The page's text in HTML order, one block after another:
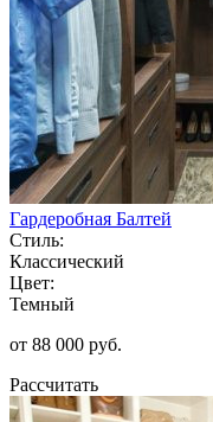
Гардеробная Балтей
Стиль:
Классический
Цвет:
Темный
от 88 000 руб.
Рассчитать